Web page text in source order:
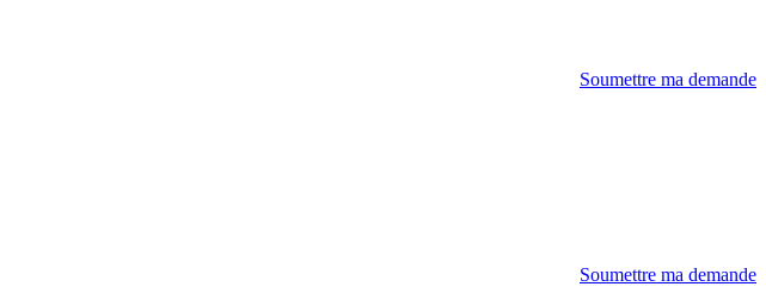
Soumettre ma demande
Soumettre ma demande